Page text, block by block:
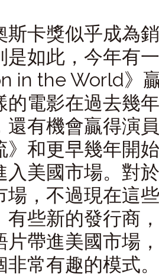
斯卡獎似乎成為
是如此，今年有
in the World》
的電影在過去幾
還有機會贏得演
》和更早幾年開
入美國市場。對
場，不過現在這
有些新的發行商
片帶進美國市場
非常有趣的模式。